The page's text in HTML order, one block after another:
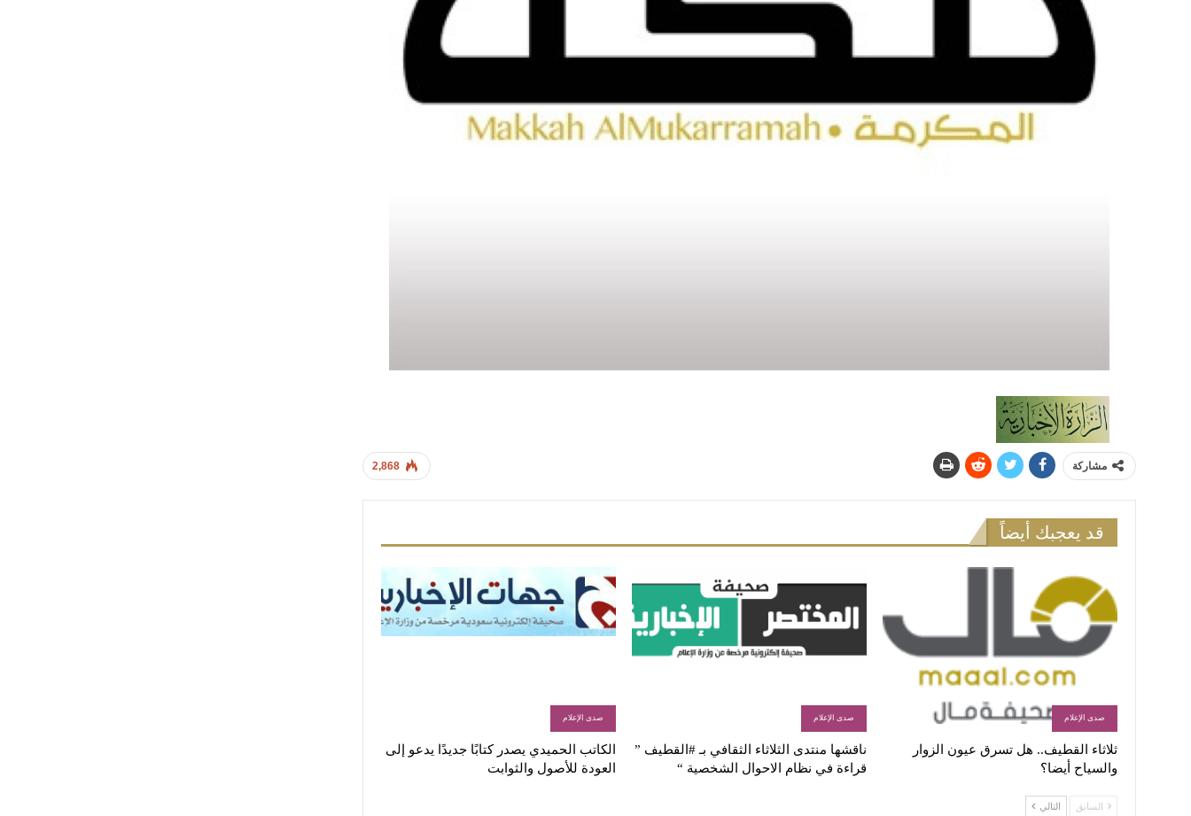
2,868 مشاركة
قد يعجبك أيضاً
صدى الإعلام
ثلاثاء القطيف.. هل تسرق عيون الزوار
والسياح أيضا؟
صدى الإعلام
ناقشها منتدى الثلاثاء الثقافي بـ #القطيف ”
قراءة في نظام الاحوال الشخصية “
صدى الإعلام
الكاتب الحميدي يصدر كتابًا جديدًا يدعو إلى
العودة للأصول والثوابت
السابق التالي